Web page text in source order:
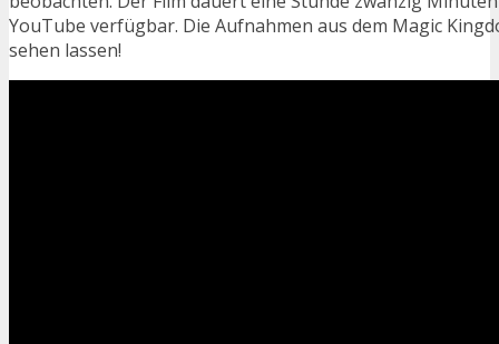
YouTube verfügbar. Die Aufnahmen aus dem Magic
sehen lassen!